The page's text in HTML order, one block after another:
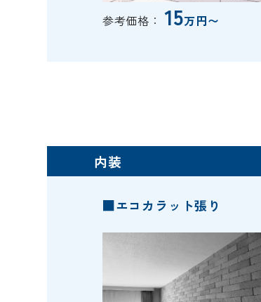
参考価格： 15万円〜
内装
■エコカラット張り